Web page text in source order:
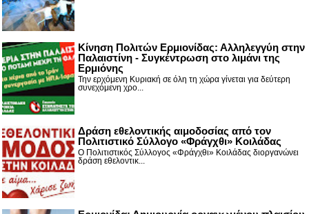
Κίνηση Πολιτών Ερμιονίδας: Αλληλεγγύη στην
Παλαιστίνη - Συγκέντρωση στο λιμάνι της
Ερμιόνης
Την ερχόμενη Κυριακή σε όλη τη χώρα γίνεται για δεύτερη
συνεχόμενη χρο...
Δράση εθελοντικής αιμοδοσίας από τον
Πολιτιστικό Σύλλογο «Φράγχθι» Κοιλάδας
Ο Πολιτιστικός Σύλλογος «Φράγχθι» Κοιλάδας διοργανώνει
δράση εθελοντικ...